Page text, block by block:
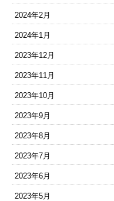
2024年2月
2024年1月
2023年12月
2023年11月
2023年10月
2023年9月
2023年8月
2023年7月
2023年6月
2023年5月